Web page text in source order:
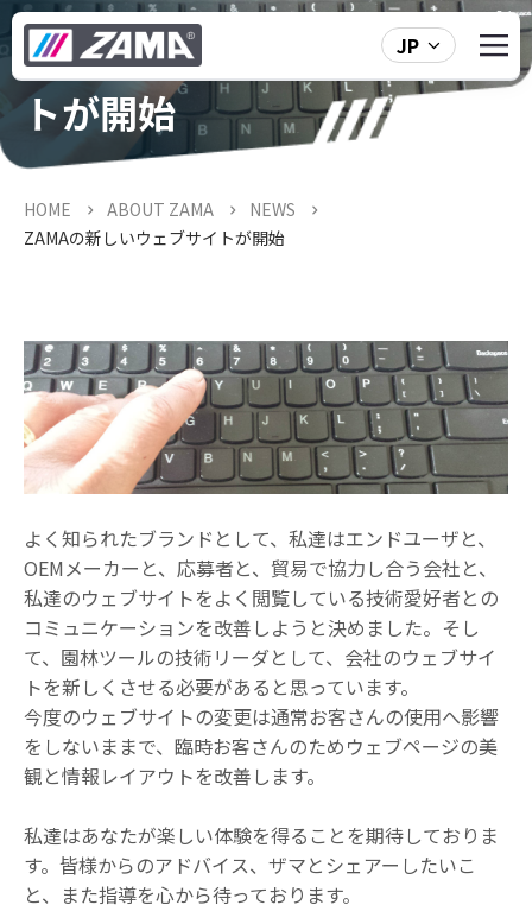
JP
ZAMAの新しいウェブサイ
トが開始
HOME ABOUT ZAMA
NEWS
ZAMAの新しいウェブサイトが開始
よく知られたブランドとして、私達はエンドユーザと、
OEMメーカーと、応募者と、貿易で協力し合う会社と、
私達のウェブサイトをよく閲覧している技術愛好者との
コミュニケーションを改善しようと決めました。そし
て、園林ツールの技術リーダとして、会社のウェブサイ
トを新しくさせる必要があると思っています。
今度のウェブサイトの変更は通常お客さんの使用へ影響
をしないままで、臨時お客さんのためウェブページの美
観と情報レイアウトを改善します。
私達はあなたが楽しい体験を得ることを期待しておりま
す。皆様からのアドバイス、ザマとシェアーしたいこ
と、また指導を心から待っております。